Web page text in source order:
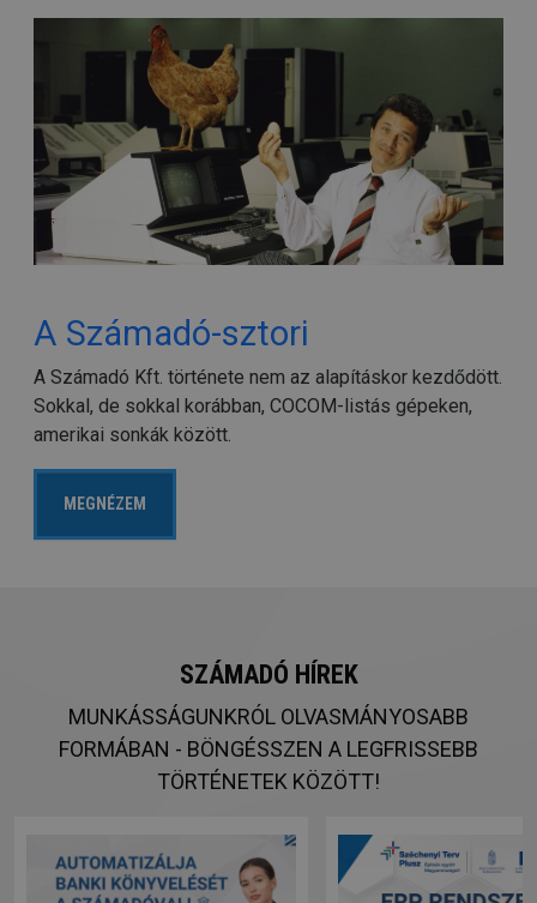
A Számadó-sztori
A Számadó Kft. története nem az alapításkor kezdődött.
Sokkal, de sokkal korábban, COCOM-listás gépeken,
amerikai sonkák között.
MEGNÉZEM
SZÁMADÓ HÍREK
MUNKÁSSÁGUNKRÓL OLVASMÁNYOSABB
FORMÁBAN - BÖNGÉSSZEN A LEGFRISSEBB
TÖRTÉNETEK KÖZÖTT!